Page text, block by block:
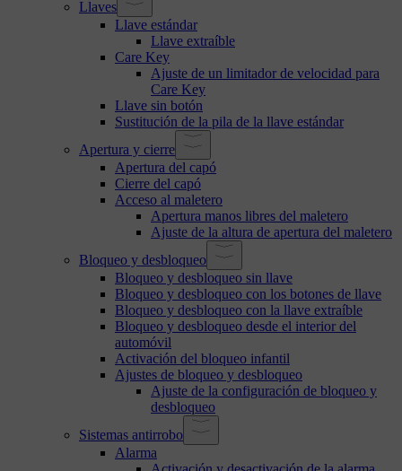
Llaves
Llave estándar
Llave extraíble
Care Key
Ajuste de un limitador de velocidad para
Care Key
Llave sin botón
Sustitución de la pila de la llave estándar
Apertura y cierre
Apertura del capó
Cierre del capó
Acceso al maletero
Apertura manos libres del maletero
Ajuste de la altura de apertura del maletero
Bloqueo y desbloqueo
Bloqueo y desbloqueo sin llave
Bloqueo y desbloqueo con los botones de llave
Bloqueo y desbloqueo con la llave extraíble
Bloqueo y desbloqueo desde el interior del
automóvil
Activación del bloqueo infantil
Ajustes de bloqueo y desbloqueo
Ajuste de la configuración de bloqueo y
desbloqueo
Sistemas antirrobo
Alarma